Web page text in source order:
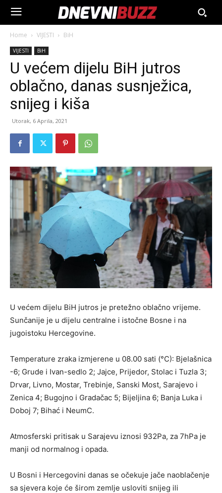
Home VIJESTI BiH
VIJESTI BiH
U većem dijelu BiH jutros
oblačno, danas susnježica,
snijeg i kiša
Utorak, 6 Aprila, 2021
U većem dijelu BiH jutros je pretežno oblačno vrijeme.
Sunčanije je u dijelu centralne i istočne Bosne i na
jugoistoku Hercegovine.
Temperature zraka izmjerene u 08.00 sati (°C): Bjelašnica
-6; Grude i Ivan-sedlo 2; Jajce, Prijedor, Stolac i Tuzla 3;
Drvar, Livno, Mostar, Trebinje, Sanski Most, Sarajevo i
Zenica 4; Bugojno i Gradačac 5; Bijeljina 6; Banja Luka i
Doboj 7; Bihać i NeumC.
Atmosferski pritisak u Sarajevu iznosi 932Pa, za 7hPa je
manji od normalnog i opada.
U Bosni i Hercegovini danas se očekuje jače naoblačenje
sa sjevera koje će širom zemlje usloviti snijeg ili